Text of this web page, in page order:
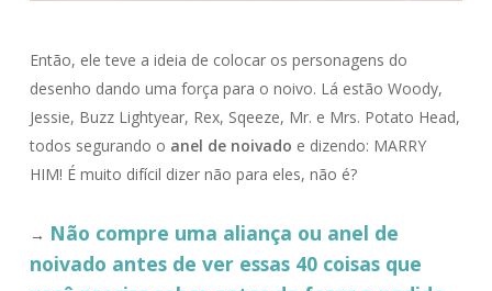
Então, ele teve a ideia de colocar os personagens do
desenho dando uma força para o noivo. Lá estão Woody,
Jessie, Buzz Lightyear, Rex, Sqeeze, Mr. e Mrs. Potato Head,
todos segurando o anel de noivado e dizendo: MARRY
HIM! É muito difícil dizer não para eles, não é?
→ Não compre uma aliança ou anel de
noivado antes de ver essas 40 coisas que